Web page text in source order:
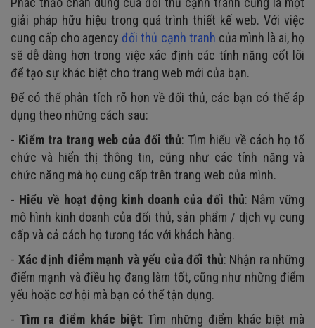
giải pháp hữu hiệu trong quá trình thiết kế web. Với việc
cung cấp cho agency đối thủ cạnh tranh của mình là ai, họ
sẽ dễ dàng hơn trong việc xác định các tính năng cốt lõi
để tạo sự khác biệt cho trang web mới của bạn.
Để có thể phân tích rõ hơn về đối thủ, các bạn có thể áp
dụng theo những cách sau:
- Kiểm tra trang web của đối thủ: Tìm hiểu về cách họ tổ
chức và hiển thị thông tin, cũng như các tính năng và
chức năng mà họ cung cấp trên trang web của mình.
- Hiểu về hoạt động kinh doanh của đối thủ: Nắm vững
mô hình kinh doanh của đối thủ, sản phẩm / dịch vụ cung
cấp và cả cách họ tương tác với khách hàng.
- Xác định điểm mạnh và yếu của đối thủ: Nhận ra những
điểm mạnh và điều họ đang làm tốt, cũng như những điểm
yếu hoặc cơ hội mà bạn có thể tận dụng.
- Tìm ra điểm khác biệt: Tìm những điểm khác biệt mà